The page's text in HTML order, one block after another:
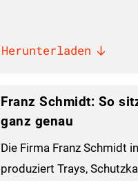
Herunterladen
Franz Schmidt: So
ganz genau
Die Firma Franz Schmidt
produziert Trays,